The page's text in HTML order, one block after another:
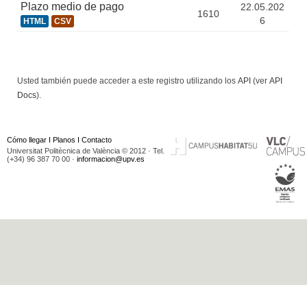
Plazo medio de pago
HTML CSV
1610
22.05.202
6
Usted también puede acceder a este registro utilizando los API (ver API
Docs).
Cómo llegar I Planos I Contacto
Universitat Politècnica de València © 2012 · Tel.
(+34) 96 387 70 00 · informacion@upv.es